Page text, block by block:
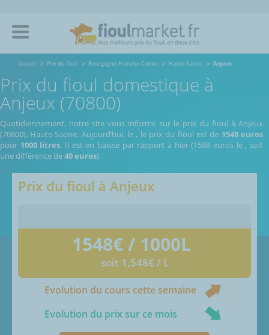
Accueil Prix du fioul Bourgogne-Franche-Comte Haute-Saone Anjeux
Prix du fioul domestique à
Anjeux (70800)
Quotidiennement, notre site vous informe sur le prix du fioul à Anjeux
(70800), Haute-Saone. Aujourd’hui, le , le prix du fioul est de 1548 euros
pour 1000 litres. Il est en baisse par rapport à hier (1588 euros le, soit
une différence de40 euros).
Prix du fioul à Anjeux
1548€ / 1000L
soit 1,548€ / L
Evolution du cours cette semaine
Evolution du prix sur ce mois